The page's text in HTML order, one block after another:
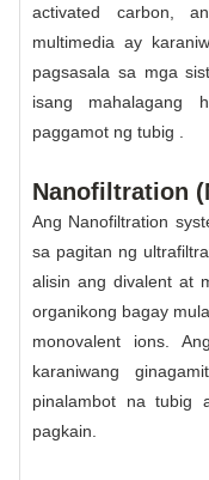
activated carbon,
multimedia ay
pagsasala sa mga
isang mahalagang
paggamot ng tubig .
Nanofiltration
Ang Nanofiltration
sa pagitan ng
alisin ang divalent at
organikong bagay
monovalent ions.
karaniwang
pinalambot na tubig
pagkain.